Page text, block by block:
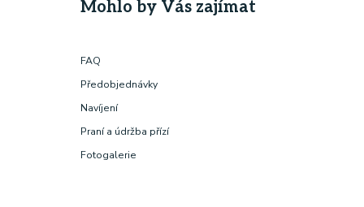
Mohlo by Vás zajímat
FAQ
Předobjednávky
Navíjení
Praní a údržba přízí
Fotogalerie